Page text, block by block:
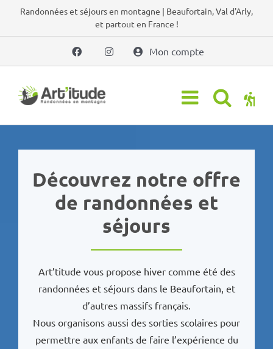
PasserRandonnées et séjours en montagne | Beaufortain, Val d'Arly,
et partout en France !
Mon compte
Découvrez notre offre
de randonnées et
séjours
Art’titude vous propose hiver comme été des
randonnées et séjours dans le Beaufortain, et
d’autres massifs français.
Nous organisons aussi des sorties scolaires pour
permettre aux enfants de faire l’expérience du